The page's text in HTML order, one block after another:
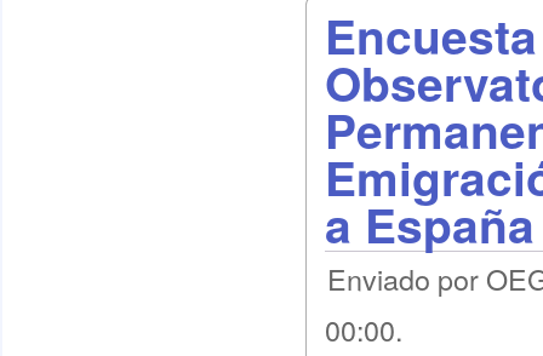
a España
Enviado por
00:00.